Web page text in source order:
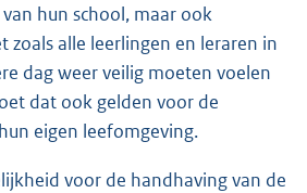
hun school, maar ook
zoals alle leerlingen en leraren in
dag weer veilig moeten voelen
dat ook gelden voor de
eigen leefomgeving.
voor de handhaving van de